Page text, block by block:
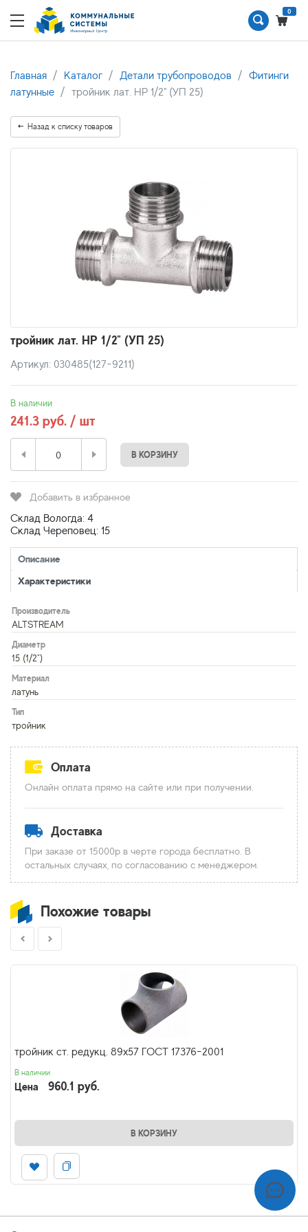
0
Главная Каталог Детали трубопроводов
Фитинги
латунные
тройник лат. НР 1/2" (УП 25)
Назад к списку товаров
тройник лат. НР 1/2" (УП 25)
Артикул: 030485(127-9211)
В наличии
241.3 руб. / шт
В КОРЗИНУ
Добавить в избранное
Склад Вологда: 4
Склад Череповец: 15
Описание
Характеристики
Производитель
ALTSTREAM
Диаметр
15 (1/2")
Материал
латунь
Тип
тройник
Оплата
Онлайн оплата прямо на сайте или при получении.
Доставка
При заказе от 15000р в черте города бесплатно. В
остальных случаях, по согласованию с менеджером.
Похожие товары
тройник ст. редукц. 89х57 ГОСТ 17376-2001
В наличии
Цена 960.1 руб.
В КОРЗИНУ